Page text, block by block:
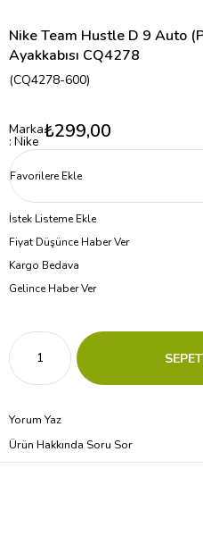
Nike Team Hustle D 9 Auto
Ayakkabısı CQ4278
(CQ4278-600)
Marka
: Nike ₺299,00
Favorilere Ekle
İstek Listeme Ekle
Fiyat Düşünce Haber Ver
Kargo Bedava
Gelince Haber Ver
Yorum Yaz
Ürün Hakkında Soru Sor